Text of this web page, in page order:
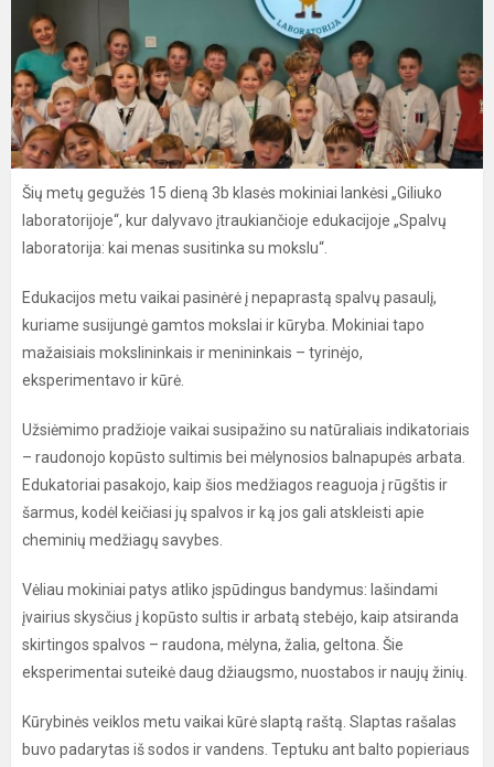
Šių metų gegužės 15 dieną 3b klasės mokiniai lankėsi „Giliuko
laboratorijoje“, kur dalyvavo įtraukiančioje edukacijoje „Spalvų
laboratorija: kai menas susitinka su mokslu“.
Edukacijos metu vaikai pasinėrė į nepaprastą spalvų pasaulį,
kuriame susijungė gamtos mokslai ir kūryba. Mokiniai tapo
mažaisiais mokslininkais ir menininkais – tyrinėjo,
eksperimentavo ir kūrė.
Užsiėmimo pradžioje vaikai susipažino su natūraliais indikatoriais
– raudonojo kopūsto sultimis bei mėlynosios balnapupės arbata.
Edukatoriai pasakojo, kaip šios medžiagos reaguoja į rūgštis ir
šarmus, kodėl keičiasi jų spalvos ir ką jos gali atskleisti apie
cheminių medžiagų savybes.
Vėliau mokiniai patys atliko įspūdingus bandymus: lašindami
įvairius skysčius į kopūsto sultis ir arbatą stebėjo, kaip atsiranda
skirtingos spalvos – raudona, mėlyna, žalia, geltona. Šie
eksperimentai suteikė daug džiaugsmo, nuostabos ir naujų žinių.
Kūrybinės veiklos metu vaikai kūrė slaptą raštą. Slaptas rašalas
buvo padarytas iš sodos ir vandens. Teptuku ant balto popieriaus